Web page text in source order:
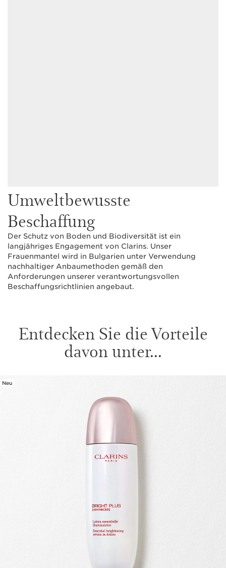
Umweltbewusste
Beschaffung
Der Schutz von Boden und Biodiversität ist ein
langjähriges Engagement von Clarins. Unser
Frauenmantel wird in Bulgarien unter Verwendung
nachhaltiger Anbaumethoden gemäß den
Anforderungen unserer verantwortungsvollen
Beschaffungsrichtlinien angebaut.
Entdecken Sie die Vorteile
davon unter...
Neu